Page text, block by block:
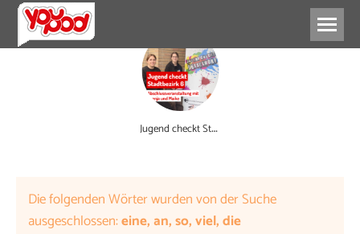
J
ugend checkt Stadtbezirk 6
Die folgenden Wörter wurden von der Suche
ausgeschlossen:eine, an, so, viel, die